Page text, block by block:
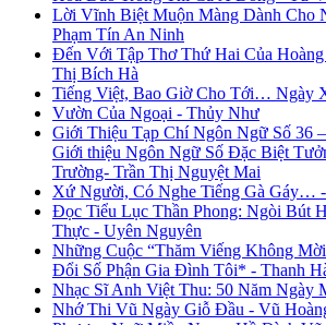
Lời Vĩnh Biệt Muộn Màng Dành Cho
Phạm Tín An Ninh
Đến Với Tập Thơ Thứ Hai Của
Thị Bích Hà
Tiếng Việt, Bao Giờ Cho Tới… Ngày
Vườn Của Ngoại - Thủy Như
Giới Thiệu Tạp Chí Ngôn Ngữ Số 36
Giới thiệu Ngôn Ngữ Số Đặc Biệt
Trường- Trần Thị Nguyệt Mai
Xứ Người, Có Nghe Tiếng Gà Gáy…
Đọc Tiểu Lục Thần Phong: Ngòi Bút
Thực - Uyên Nguyên
Những Cuộc “Thăm Viếng Không
Đổi Số Phận Gia Đình Tôi* - Thanh
Nhạc Sĩ Anh Việt Thu: 50 Năm Ngày
Nhớ Thi Vũ Ngày Giỗ Đầu - Vũ